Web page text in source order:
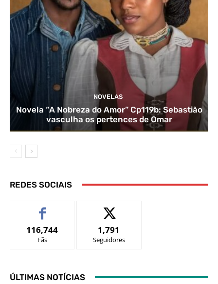
NOVELAS
Novela “A Nobreza do Amor” Cp119b: Sebastião
vasculha os pertences de Omar
REDES SOCIAIS
116,744
Fãs
1,791
Seguidores
ÚLTIMAS NOTÍCIAS